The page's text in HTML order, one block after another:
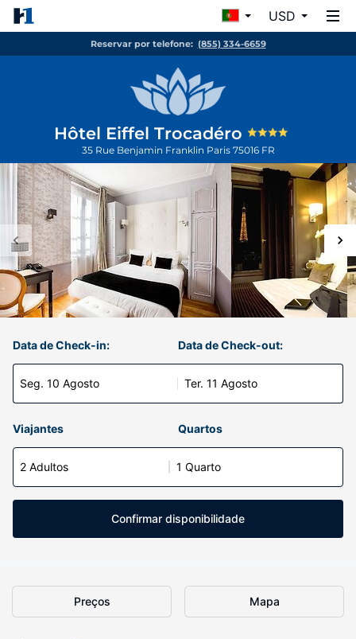
USD
Reservar por telefone: (855) 334-6659
Hôtel Eiffel Trocadéro
35 Rue Benjamin Franklin Paris 75016 FR
Data de Check-in:
Seg. 10 Agosto
Data de Check-out:
Ter. 11 Agosto
Viajantes Quartos
2 Adultos 1 Quarto
Confirmar disponibilidade
Preços Mapa